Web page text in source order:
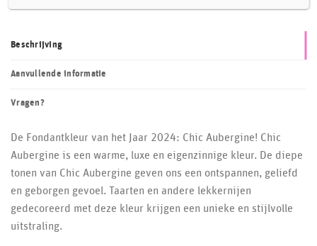
Beschrijving
Aanvullende informatie
Vragen?
De Fondantkleur van het Jaar 2024: Chic Aubergine! Chic
Aubergine is een warme, luxe en eigenzinnige kleur. De diepe
tonen van Chic Aubergine geven ons een ontspannen, geliefd
en geborgen gevoel. Taarten en andere lekkernijen
gedecoreerd met deze kleur krijgen een unieke en stijlvolle
uitstraling.